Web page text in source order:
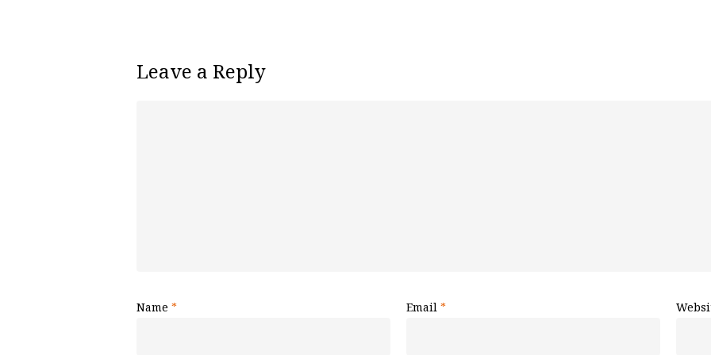
Leave a Reply
Name * Email *